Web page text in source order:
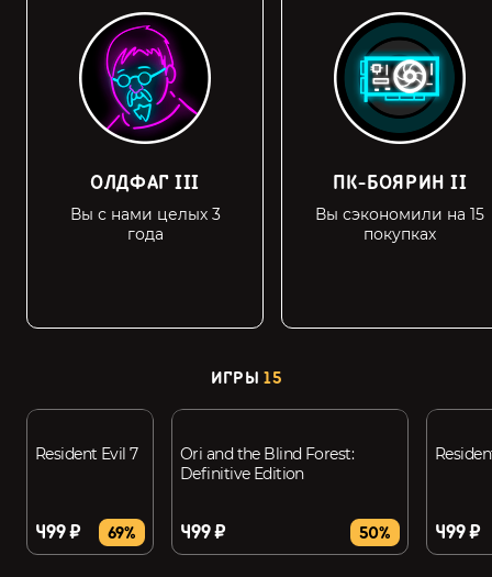
ОЛДФАГ III
Вы с нами целых 3
года
ПК-БОЯРИН II
Вы сэкономили на 15
покупках
ИГРЫ 15
Resident Evil 7
499 ₽ 69%
Ori and the Blind Forest:
Definitive Edition
499 ₽ 50% 499 ₽